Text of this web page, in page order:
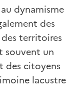
dynamisme
des
territoires
souvent un
des citoyens
lacustre